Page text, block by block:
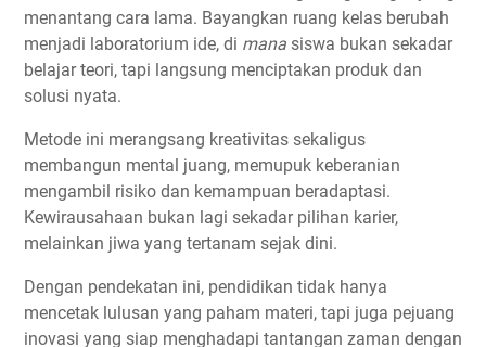
menantang cara lama. Bayangkan ruang kelas berubah
menjadi laboratorium ide, di mana siswa bukan sekadar
belajar teori, tapi langsung menciptakan produk dan
solusi nyata.
Metode ini merangsang kreativitas sekaligus
membangun mental juang, memupuk keberanian
mengambil risiko dan kemampuan beradaptasi.
Kewirausahaan bukan lagi sekadar pilihan karier,
melainkan jiwa yang tertanam sejak dini.
Dengan pendekatan ini, pendidikan tidak hanya
mencetak lulusan yang paham materi, tapi juga pejuang
inovasi yang siap menghadapi tantangan zaman dengan